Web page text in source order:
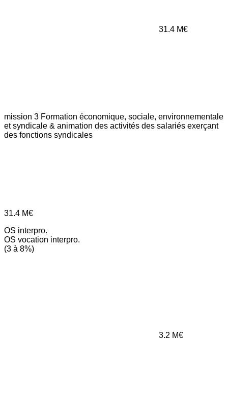
31.4 M€
mission 3 Formation économique, sociale, environnementale
et syndicale & animation des activités des salariés exerçant
des fonctions syndicales
31.4 M€
OS interpro.
OS vocation interpro.
(3 à 8%)
3.2 M€